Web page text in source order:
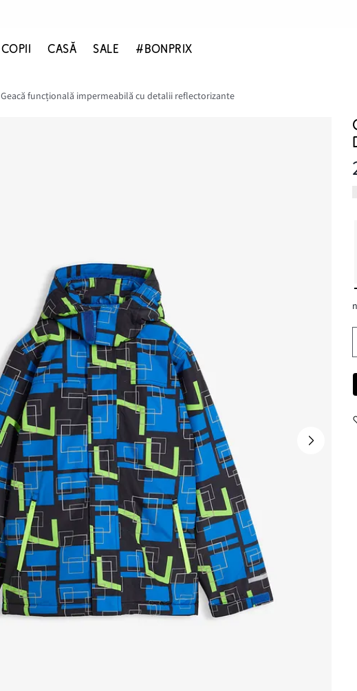
COPII CASĂ SALE #BONPRIX
Geacă funcțională impermeabilă cu detalii reflectorizante